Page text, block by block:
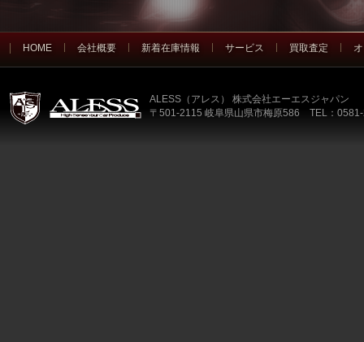
HOME 会社概要 新着在庫情報 サービス 買取査定
ALESS（アレス） 株式会社エーエスジャパン
〒501-2115 岐阜県山県市梅原586 TEL：